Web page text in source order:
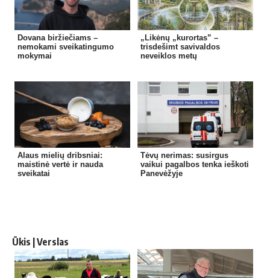
Dovana biržiečiams –
nemokami sveikatingumo
mokymai
„Likėnų „kurortas” –
trisdešimt savivaldos
neveiklos metų
Alaus mielių dribsniai:
maistinė vertė ir nauda
sveikatai
Tėvų nerimas: susirgus
vaikui pagalbos tenka ieškoti
Panevėžyje
Ūkis | Verslas